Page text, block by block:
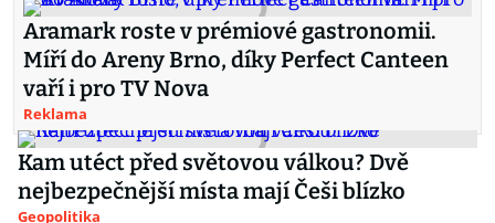
Aramark roste v prémiové gastronomii.
Míří do Areny Brno, díky Perfect Canteen
vaří i pro TV Nova
Reklama
Kam utéct před světovou válkou? Dvě
nejbezpečnější místa mají Češi blízko
Geopolitika